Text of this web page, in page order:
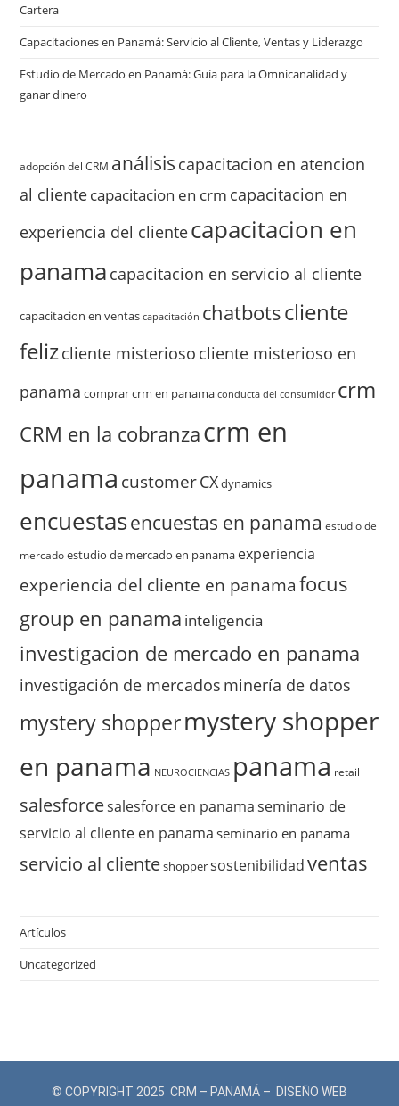
Cartera
Capacitaciones en Panamá: Servicio al Cliente, Ventas y Liderazgo
Estudio de Mercado en Panamá: Guía para la Omnicanalidad y
ganar dinero
adopción del CRM análisis capacitacion en atencion
al clientecapacitacion en crm capacitacion en
experiencia del clientecapacitacion en
panama capacitacion en servicio al cliente
capacitacion en ventas capacitación chatbotscliente
felizcliente misterioso cliente misterioso en
panama comprar crm en panama conducta del consumidor crm
CRM en la cobranzacrm en
panama customerCXdynamics
encuestasencuestas en panama estudio de
mercado estudio de mercado en panama experiencia
experiencia del cliente en panama focus
group en panama inteligencia
investigacion de mercado en panama
investigación de mercados minería de datos
mystery shoppermystery shopper
en panama NEUROCIENCIAS panama retail
salesforcesalesforce en panama seminario de
servicio al cliente en panama seminario en panama
servicio al clienteshoppersostenibilidad ventas
Artículos
Uncategorized
© COPYRIGHT 2025 CRM – PANAMÁ – DISEÑO WEB